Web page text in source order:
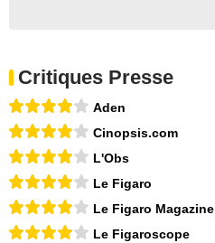
Critiques Presse
Aden
Cinopsis.com
L'Obs
Le Figaro
Le Figaro Magazine
Le Figaroscope